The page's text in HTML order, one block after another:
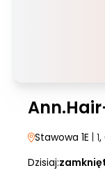
Stawowa 1E | 1,
Dzisiaj: